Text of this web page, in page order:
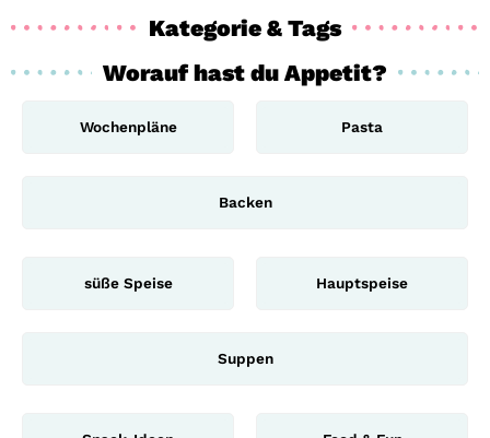
Kategorie & Tags
Worauf hast du Appetit?
Wochenpläne Pasta
Backen
süße Speise Hauptspeise
Suppen